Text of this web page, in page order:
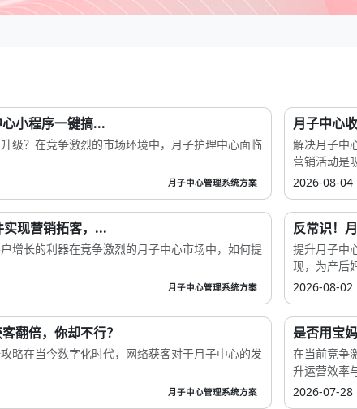
小程序一键搞...
级？在竞争激烈的市场环境中，月子护理中心面临
月子中心管理系统方案
月子中心
解决月子中
营销活动是
2026-08-04
现营销拓客，...
增长的利器在竞争激烈的月子中心市场中，如何提
月子中心管理系统方案
反常识！
提升月子中
现，为产后
2026-08-02
翻倍，你却不行？
略在当今数字化时代，网络获客对于月子中心的发
月子中心管理系统方案
是否用宝
在当前竞争
升运营效率
2026-07-28